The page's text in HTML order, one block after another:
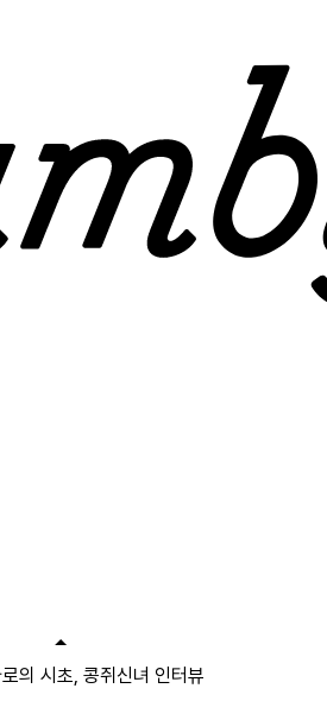
의 시초, 콩쥐신녀 인터뷰